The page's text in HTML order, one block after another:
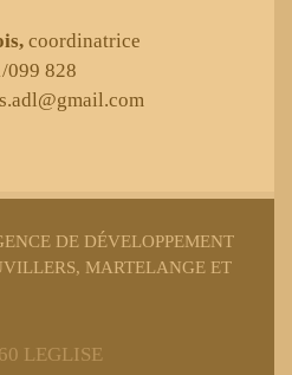
coordinatrice
099 828
DE DÉVELOPPEMENT
MARTELANGE ET
LEGLISE